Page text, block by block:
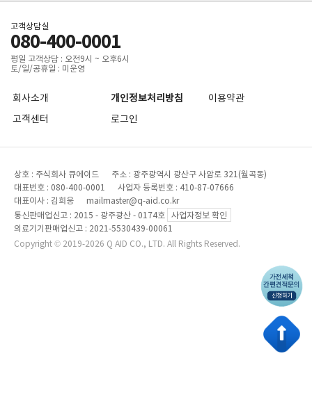
고객상담실
080-400-0001
평일 고객상담 : 오전9시 ~ 오후6시
토/일/공휴일 : 미운영
회사소개 개인정보처리방침
이용약관
고객센터
로그인
상호 : 주식회사 큐에이드 주소 : 광주광역시 광산구 사암로 321(월곡동)
대표번호 : 080-400-0001 사업자 등록번호 : 410-87-07666
대표이사 : 김희웅 mailmaster@q-aid.co.kr
통신판매업신고 : 2015 - 광주광산 - 0174호
사업자정보 확인
의료기기판매업신고 : 2021-5530439-00061
Copyright © 2019-2026 Q AID CO., LTD. All Rights Reserved.